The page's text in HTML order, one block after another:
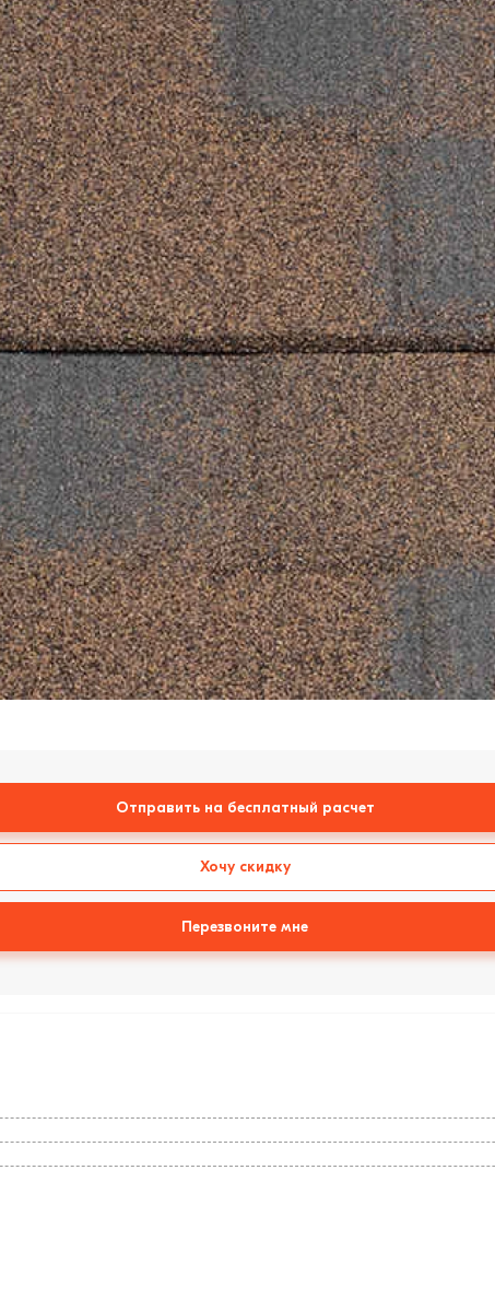
Рядовой кирпич М-100
Отправить на бесплатный расчет
Хочу скидку
Перезвоните мне